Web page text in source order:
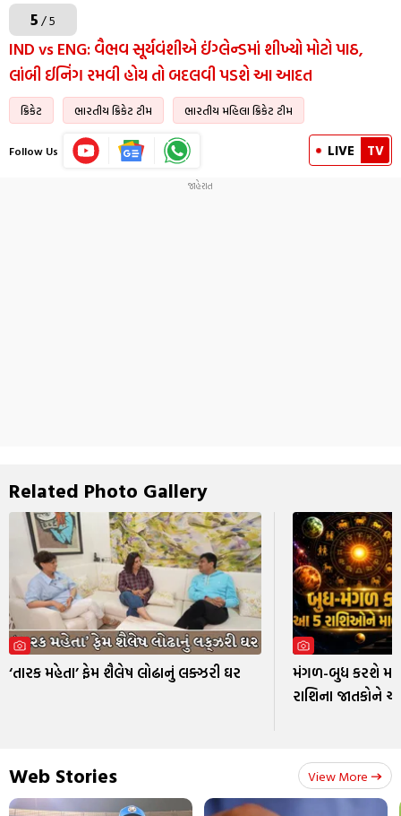
5/ 5
IND vs ENG: વૈભવ સૂર્યવંશીએ ઈંગ્લેન્ડમાં શીખ્યો મોટો પાઠ,
લાંબી ઈનિંગ રમવી હોય તો બદલવી પડશે આ આદત
ક્રિકેટ ભારતીય ક્રિકેટ ટીમ ભારતીય મહિલા ક્રિકેટ ટીમ
Follow Us LIVE TV
Related Photo Gallery
‘તારક મહેતા’ ફેમ શૈલેષ લોઢાનું લક્ઝરી ઘર
મંગળ-બુધ કરશે
રાશિના જાતકોને
Web Stories View More